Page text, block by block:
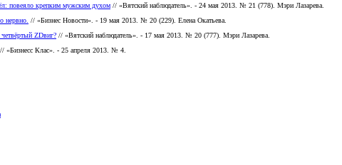
повеяло крепким мужским духом // «Вятский наблюдатель». - 24 мая 2013. № 21 (778). Мэри Лазарева.
нервно. // «Бизнес Новости». - 19 мая 2013. № 20 (229). Елена Окатьева.
ZDвиг? // «Вятский наблюдатель». - 17 мая 2013. № 20 (777). Мэри Лазарева.
// «Бизнесс Клас». - 25 апреля 2013. № 4.